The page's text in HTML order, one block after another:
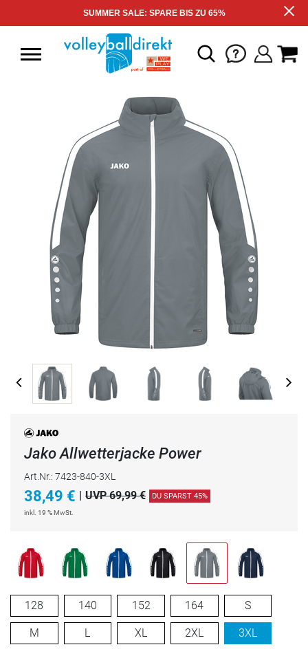
SUMMER SALE: SPARE BIS ZU 65%
Jako Allwetterjacke Power
Art.Nr.: 7423-840-3XL
38,49 € UVP 69,99 € DU SPARST 45%
inkl. 19 % MwSt.
128 140 152 164 S
M L XL 2XL 3XL